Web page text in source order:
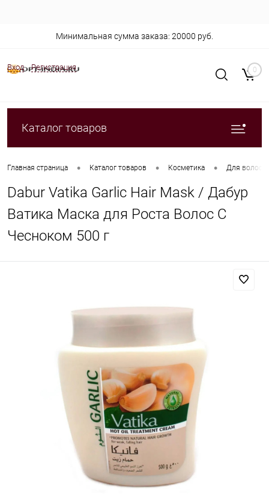
Вход Регистрация
Минимальная сумма заказа: 20000 руб.
0
Каталог товаров
Главная страница • Каталог товаров • Косметика • Для волос
Dabur Vatika Garlic Hair Mask / Дабур
Ватика Маска для Роста Волос С
Чесноком 500 г